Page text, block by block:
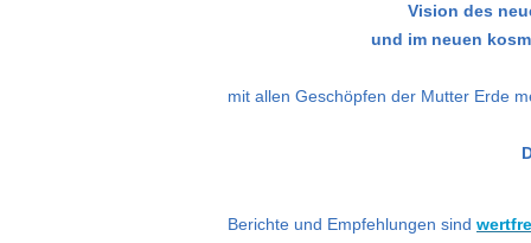
Vision des
und im neuen
mit allen Geschöpfen der Mutter Erde
Berichte und Empfehlungen sind